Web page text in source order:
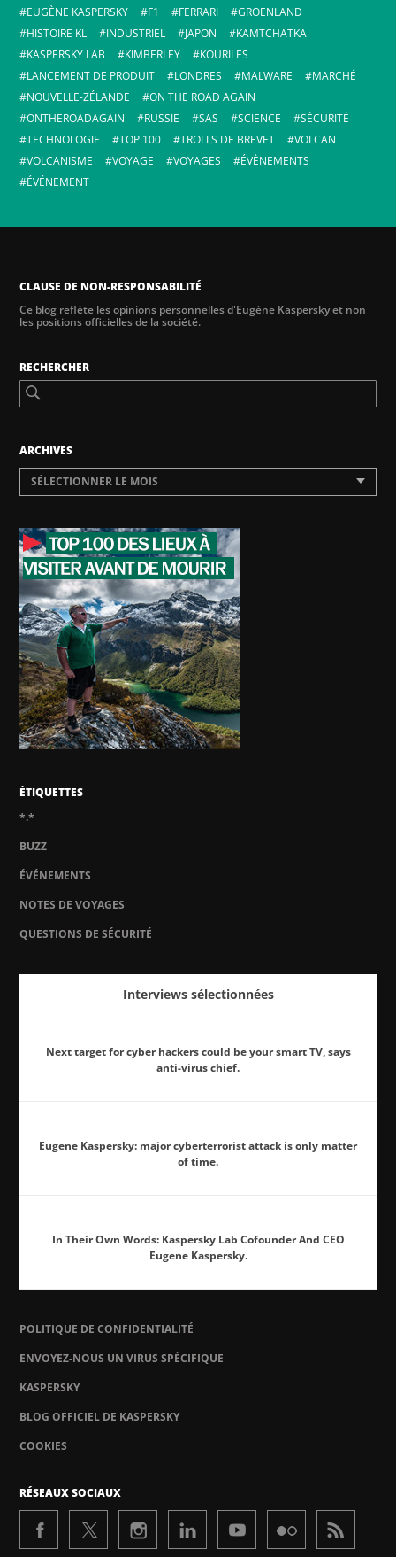
EUGÈNE KASPERSKY
F1 FERRARI
GROENLAND
HISTOIRE KL
INDUSTRIEL JAPON
KAMTCHATKA
KASPERSKY LAB
KIMBERLEY
KOURILES
LANCEMENT DE PRODUIT
LONDRES MALWARE
MARCHÉ
NOUVELLE-ZÉLANDE
ON THE ROAD AGAIN
ONTHEROADAGAIN
RUSSIE SAS SCIENCE
SÉCURITÉ
TECHNOLOGIE
TOP 100 TROLLS DE BREVET
VOLCAN
VOLCANISME
VOYAGE VOYAGES
ÉVÈNEMENTS
ÉVÉNEMENT
CLAUSE DE NON-RESPONSABILITÉ
Ce blog reflète les opinions personnelles d'Eugène Kaspersky et non
les positions officielles de la société.
RECHERCHER
ARCHIVES
SÉLECTIONNER LE MOIS
ÉTIQUETTES
*.*
BUZZ
ÉVÉNEMENTS
NOTES DE VOYAGES
QUESTIONS DE SÉCURITÉ
Interviews sélectionnées
Next target for cyber hackers could be your smart TV, says
anti-virus chief.
Eugene Kaspersky: major cyberterrorist attack is only matter
of time.
In Their Own Words: Kaspersky Lab Cofounder And CEO
Eugene Kaspersky.
POLITIQUE DE CONFIDENTIALITÉ
ENVOYEZ-NOUS UN VIRUS SPÉCIFIQUE
KASPERSKY
BLOG OFFICIEL DE KASPERSKY
COOKIES
RÉSEAUX SOCIAUX